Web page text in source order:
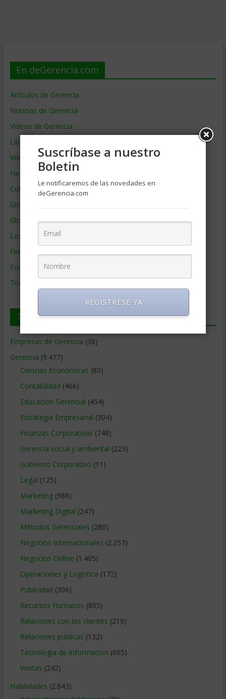
En deGerencia.com
Artículos de Gerencia
Noticias de Gerencia
Videos de Gerencia
Libros de Gerencia
Webs de Gerencia
Negocios por País
Colaboradores de Gerencia
Glosario
Glosario Inglés – Español
Los mejores MBA
Firmas de Gerencia
Formación de Gerencia
Todos los Temas
Temas de Gerencia
Empresas de Gerencia (38)
Gerencia (9.477)
Ciencias Económicas (80)
Contabilidad (466)
Educacion Gerencial (454)
Estrategia Empresarial (304)
Finanzas Corporativas (748)
Gerencia social y ambiental (223)
Gobierno Corporativo (11)
Legal (125)
Marketing(988)
Marketing Digital (247)
Métodos Gerenciales (280)
Negocios Internacionales (2.257)
Negocios Online (1.405)
Operaciones y Logística (172)
Publicidad (306)
Recursos Humanos (865)
Relaciones con los clientes (219)
Relaciones publicas (132)
Tecnologia de Informacion (665)
Ventas (242)
Habilidades (2.843)
Suscríbase a nuestro
Boletin
Le notificaremos de las novedades en
deGerencia.com
REGISTRESE YA